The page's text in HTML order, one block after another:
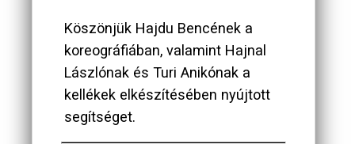
Köszönjük Hajdu Bencének a
koreográfiában, valamint Hajnal
Lászlónak és Turi Anikónak a
kellékek elkészítésében nyújtott
segítséget.